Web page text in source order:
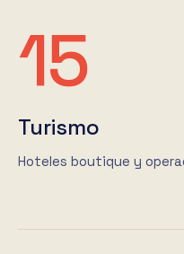
15
Turismo
Hoteles boutique y